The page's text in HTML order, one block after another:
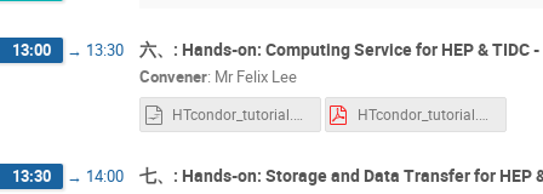
13:00 → 13:30 六、: Hands-on: Computing Service for HEP & TIDC
Convener: Mr Felix Lee
HTcondor_tutorial.odp HTcondor_tutorial.pdf
13:30 → 14:00 七、: Hands-on: Storage and Data Transfer for HEP